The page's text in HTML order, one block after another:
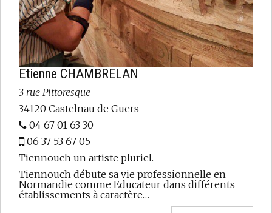
Etienne CHAMBRELAN
3 rue Pittoresque
34120 Castelnau de Guers
04 67 01 63 30
06 37 53 67 05
Tiennouch un artiste pluriel.
Tiennouch débute sa vie professionnelle en
Normandie comme Educateur dans différents
établissements à caractère…